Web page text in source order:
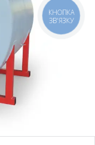
КНОПКА
ЗВ'ЯЗКУ